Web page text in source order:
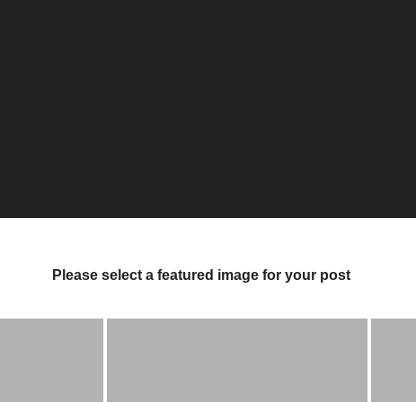
Please select a featured image for your post